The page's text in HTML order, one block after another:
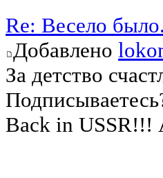
Re: Весело
Добавлено
За детство
Back in USSR!!!